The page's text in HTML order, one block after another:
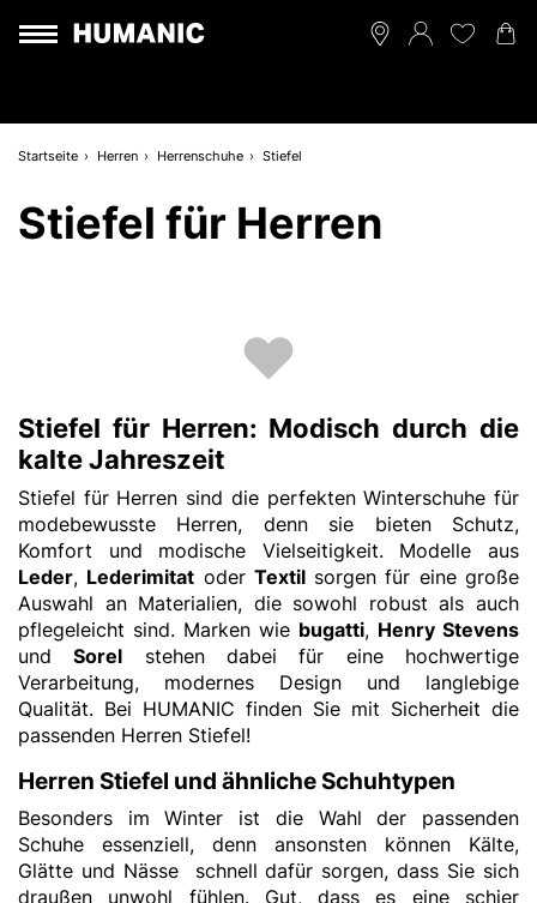
Startseite Herren Herrenschuhe Stiefel
Stiefel für Herren
Stiefel für Herren: Modisch durch die
kalte Jahreszeit
Stiefel für Herren sind die perfekten Winterschuhe für
modebewusste Herren, denn sie bieten Schutz,
Komfort und modische Vielseitigkeit. Modelle aus
Leder, Lederimitat oder Textilsorgen für eine große
Auswahl an Materialien, die sowohl robust als auch
pflegeleicht sind. Marken wie bugatti, Henry Stevens
undSorel stehen dabei für eine hochwertige
Verarbeitung, modernes Design und langlebige
Qualität. Bei HUMANIC finden Sie mit Sicherheit die
passenden Herren Stiefel!
Herren Stiefel und ähnliche Schuhtypen
Besonders im Winter ist die Wahl der passenden
Schuhe essenziell, denn ansonsten können Kälte,
Glätte und Nässe schnell dafür sorgen, dass Sie sich
draußen unwohl fühlen. Gut, dass es eine schier